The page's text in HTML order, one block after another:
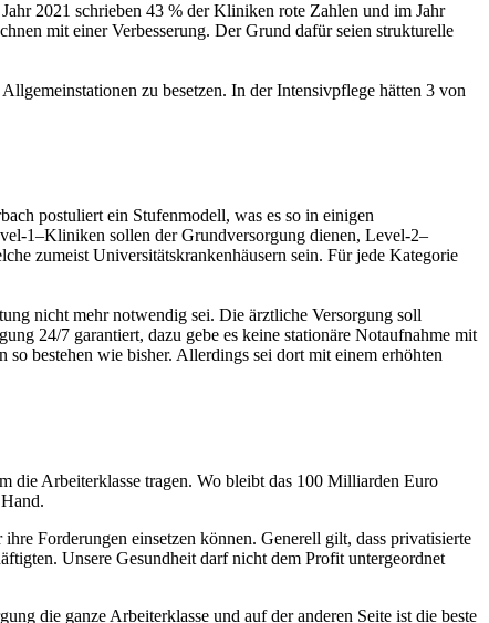
2021 schrieben 43 % der Kliniken rote Zahlen und im Jahr
mit einer Verbesserung. Der Grund dafür seien strukturelle
zu besetzen. In der Intensivpflege hätten 3 von
postuliert ein Stufenmodell, was es so in einigen
1–Kliniken sollen der Grundversorgung dienen, Level-2–
zumeist Universitätskrankenhäusern sein. Für jede Kategorie
nicht mehr notwendig sei. Die ärztliche Versorgung soll
24/7 garantiert, dazu gebe es keine stationäre Notaufnahme mit
bestehen wie bisher. Allerdings sei dort mit einem erhöhten
die Arbeiterklasse tragen. Wo bleibt das 100 Milliarden Euro
Forderungen einsetzen können. Generell gilt, dass privatisierte
Unsere Gesundheit darf nicht dem Profit untergeordnet
die ganze Arbeiterklasse und auf der anderen Seite ist die beste